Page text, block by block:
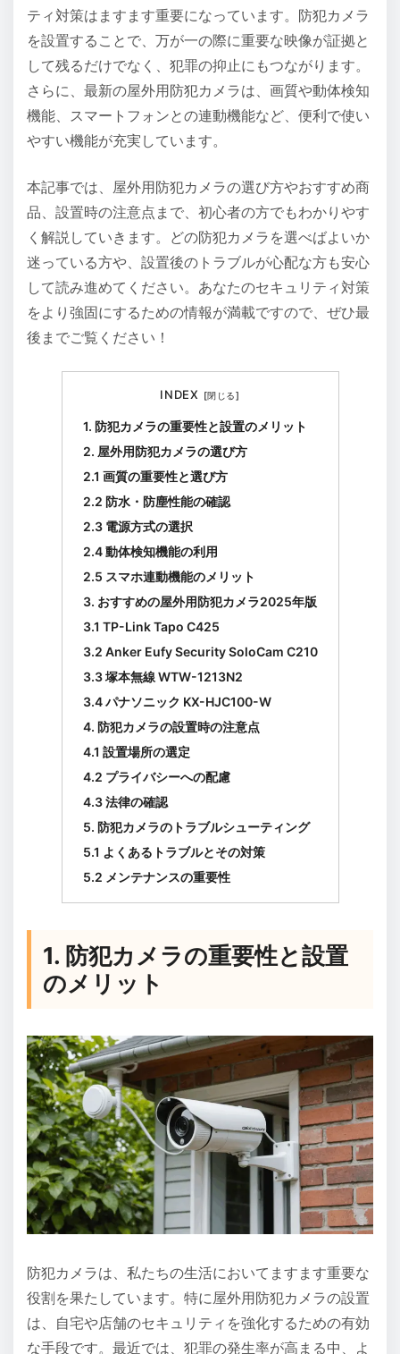
ティ対策はますます重要になっています。防犯カメラ
を設置することで、万が一の際に重要な映像が証拠と
して残るだけでなく、犯罪の抑止にもつながります。
さらに、最新の屋外用防犯カメラは、画質や動体検知
機能、スマートフォンとの連動機能など、便利で使い
やすい機能が充実しています。
本記事では、屋外用防犯カメラの選び方やおすすめ商
品、設置時の注意点まで、初心者の方でもわかりやす
く解説していきます。どの防犯カメラを選べばよいか
迷っている方や、設置後のトラブルが心配な方も安心
して読み進めてください。あなたのセキュリティ対策
をより強固にするための情報が満載ですので、ぜひ最
後までご覧ください！
INDEX
1. 防犯カメラの重要性と設置のメリット
2. 屋外用防犯カメラの選び方
2.1 画質の重要性と選び方
2.2 防水・防塵性能の確認
2.3 電源方式の選択
2.4 動体検知機能の利用
2.5 スマホ連動機能のメリット
3. おすすめの屋外用防犯カメラ2025年版
3.1 TP-Link Tapo C425
3.2 Anker Eufy Security SoloCam C210
3.3 塚本無線 WTW-1213N2
3.4 パナソニック KX-HJC100-W
4. 防犯カメラの設置時の注意点
4.1 設置場所の選定
4.2 プライバシーへの配慮
4.3 法律の確認
5. 防犯カメラのトラブルシューティング
5.1 よくあるトラブルとその対策
5.2 メンテナンスの重要性
1. 防犯カメラの重要性と設置
のメリット
防犯カメラは、私たちの生活においてますます重要な
役割を果たしています。特に屋外用防犯カメラの設置
は、自宅や店舗のセキュリティを強化するための有効
な手段です。最近では、犯罪の発生率が高まる中、よ